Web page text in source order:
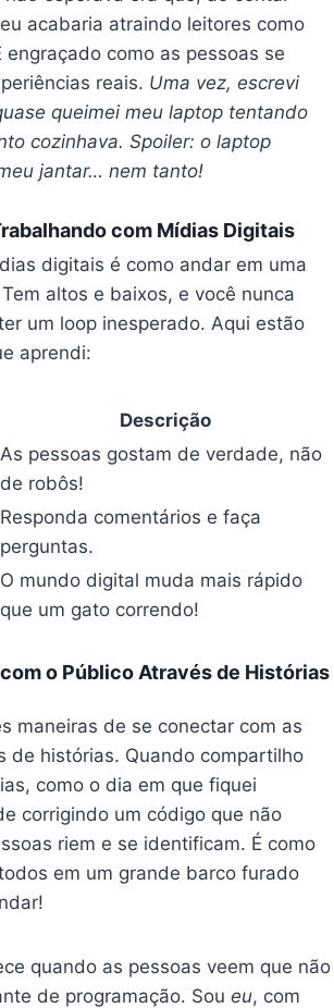
acabaria atraindo leitores como
engraçado como as pessoas se
reais. Uma vez, escrevi
queimei meu laptop tentando
cozinhava. Spoiler: o laptop
jantar… nem tanto!
com Mídias Digitais
digitais é como andar em uma
altos e baixos, e você nunca
um loop inesperado. Aqui estão
aprendi:
Descrição
As pessoas gostam de verdade, não
de robôs!
Responda comentários e faça
perguntas.
O mundo digital muda mais rápido
que um gato correndo!
o Público Através de Histórias
maneiras de se conectar com as
de histórias. Quando compartilho
como o dia em que fiquei
corrigindo um código que não
riem e se identificam. É como
em um grande barco furado
quando as pessoas veem que não
de programação. Soueu, com